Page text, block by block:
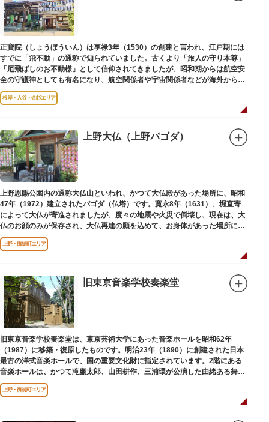
子規が病室兼書斎にしていた「病牀六尺の間」などを復元しており、明治の
暮らしだけでなく創作の様子を偲ぶことができます。現在、一般のボランテ
ィア団体により大切に維持・保存されています。
正寶院（しょうぼういん）は享禄3年（1530）の創建と言われ、江戸期には
すでに「飛不動」の通称で知られていました。古くより「旅人の守り本尊」
「厄飛ばしのお不動様」として信仰されてきましたが、昭和期からは航空安
全の守護神としても有名になり、航空関係者や宇宙関係者などが海外からも
多く参拝に訪れます。
根岸・入谷・金杉エリア
上野大仏（上野パゴダ）
上野恩賜公園内の通称大仏山といわれ、かつて大仏殿があった場所に、昭和
47年（1972）建立されたパゴダ（仏塔）です。寛永8年（1631）、堀直寄
によって大仏が寄進されましたが、度々の地震や火災で倒壊し、現在は、大
仏のお顔のみが保存され、大仏再建の願を込めて、お身体があった場所にパ
ゴダが建てられました。
上野・御徒町エリア
旧東京音楽学校奏楽堂
旧東京音楽学校奏楽堂は、東京芸術大学にあった音楽ホールを昭和62年
（1987）に移築・復原したものです。明治23年（1890）に創建された日本
最古の洋式音楽ホールで、国の重要文化財に指定されています。2階にある
音楽ホールは、かつて滝廉太郎、山田耕作、三浦環が公演した由緒ある舞台
です。
上野・御徒町エリア